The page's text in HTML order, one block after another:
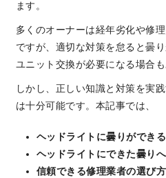
ます。
多くのオーナーは経年劣化や修
ですが、適切な対策を怠ると曇
ユニット交換が必要になる場合も
しかし、正しい知識と対策を実
は十分可能です。本記事では、
ヘッドライトに曇りができ
ヘッドライトにできた曇り
信頼できる修理業者の選び方